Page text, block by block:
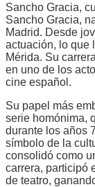
Sancho Gracia,
Sancho Gracia,
Madrid. Desde
actuación, lo que
Mérida. Su
en uno de los
cine español.
Su papel más
serie homónima,
durante los años
símbolo de la
consolidó como
carrera, participó
de teatro,